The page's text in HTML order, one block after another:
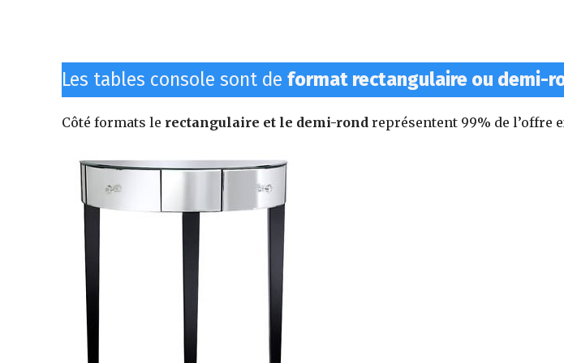
Les tables console sont de format rectangulaire ou demi-
Côté formats le rectangulaire et le demi-rond représentent 99% de l’offre